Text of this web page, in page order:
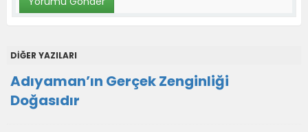
DİĞER YAZILARI
Adıyaman’ın Gerçek Zenginliği
Doğasıdır